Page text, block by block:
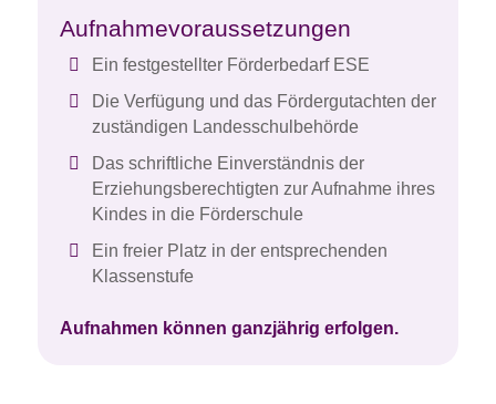
Aufnahmevoraussetzungen
Ein festgestellter Förderbedarf ESE
Die Verfügung und das Fördergutachten der
zuständigen Landesschulbehörde
Das schriftliche Einverständnis der
Erziehungsberechtigten zur Aufnahme ihres
Kindes in die Förderschule
Ein freier Platz in der entsprechenden
Klassenstufe
Aufnahmen können ganzjährig erfolgen.